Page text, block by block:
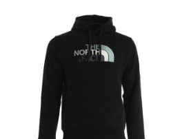
Grâce à son tissu coupe-vent et son isolation
synthétique, la veste Himalayan vous
protégera des [...]